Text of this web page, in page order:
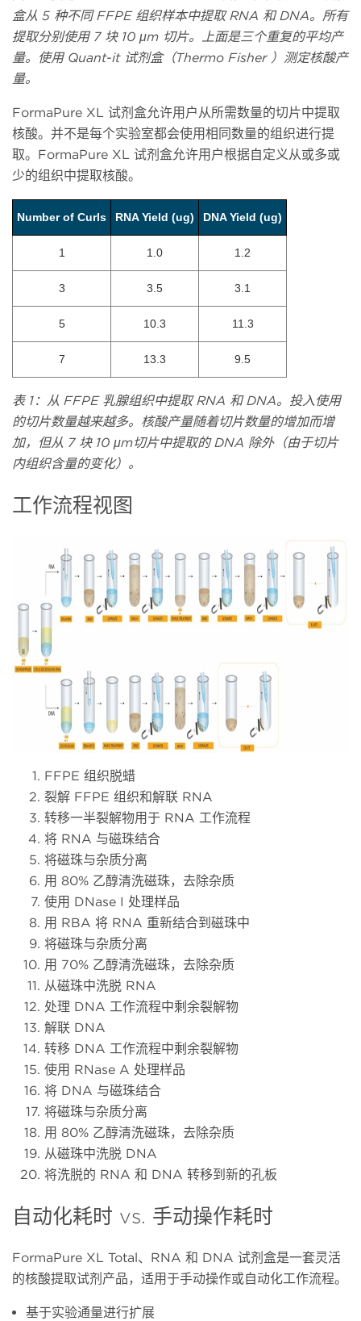
盒从 5 种不同 FFPE 组织样本中提取 RNA 和 DNA。所有
提取分别使用 7 块 10 μm 切片。上面是三个重复的平均产
量。使用 Quant-it 试剂盒（Thermo Fisher ）测定核酸产
量。
FormaPure XL 试剂盒允许用户从所需数量的切片中提取
核酸。并不是每个实验室都会使用相同数量的组织进行提
取。FormaPure XL 试剂盒允许用户根据自定义从或多或
少的组织中提取核酸。
Number of Curls RNA Yield (ug) DNA Yield (ug)
1 1.0 1.2
3 3.5 3.1
5 10.3 11.3
7 13.3 9.5
表 1：从 FFPE 乳腺组织中提取 RNA 和 DNA。投入使用
的切片数量越来越多。核酸产量随着切片数量的增加而增
加，但从 7 块 10 μm切片中提取的 DNA 除外（由于切片
内组织含量的变化）。
工作流程视图
FFPE 组织脱蜡
裂解 FFPE 组织和解联 RNA
转移一半裂解物用于 RNA 工作流程
将 RNA 与磁珠结合
将磁珠与杂质分离
用 80% 乙醇清洗磁珠，去除杂质
使用 DNase I 处理样品
用 RBA 将 RNA 重新结合到磁珠中
将磁珠与杂质分离
用 70% 乙醇清洗磁珠，去除杂质
从磁珠中洗脱 RNA
处理 DNA 工作流程中剩余裂解物
解联 DNA
转移 DNA 工作流程中剩余裂解物
使用 RNase A 处理样品
将 DNA 与磁珠结合
将磁珠与杂质分离
用 80% 乙醇清洗磁珠，去除杂质
从磁珠中洗脱 DNA
将洗脱的 RNA 和 DNA 转移到新的孔板
自动化耗时 vs. 手动操作耗时
FormaPure XL Total、RNA 和 DNA 试剂盒是一套灵活
的核酸提取试剂产品，适用于手动操作或自动化工作流程。
基于实验通量进行扩展